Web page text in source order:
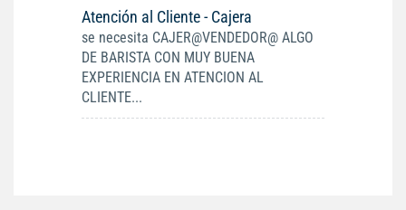
Atención al Cliente - Cajera
se necesita CAJER@VENDEDOR@ ALGO
DE BARISTA CON MUY BUENA
EXPERIENCIA EN ATENCION AL
CLIENTE...